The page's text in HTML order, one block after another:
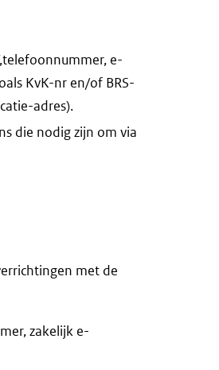
e-
KvK-nr en/of BRS-
adres).
die nodig zijn om via
met de
zakelijk e-